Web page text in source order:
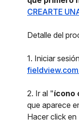
CREARTE
Detalle del
1. Iniciar
2. Ir al "ícono
que aparece
Hacer click en